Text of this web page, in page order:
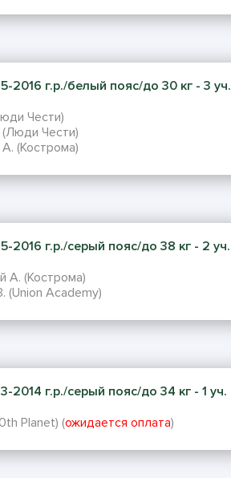
2016 г.р./белый пояс/до 30 кг - 3 уч.
Чести)
Чести)
(Кострома)
2016 г.р./серый пояс/до 38 кг - 2 уч.
А. (Кострома)
(Union Academy)
2014 г.р./серый пояс/до 34 кг - 1 уч.
Planet) (ожидается оплата)